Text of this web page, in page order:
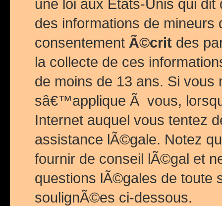
une loi aux Etats-Unis qui
des informations de mineurs
consentement Ã©crit des
la collecte de ces
de moins de 13 ans. Si
sâ€™applique Ã vous,
Internet auquel vous tentez
assistance lÃ©gale. Notez
fournir de conseil lÃ©gal et
questions lÃ©gales de
soulignÃ©es ci-dessous.